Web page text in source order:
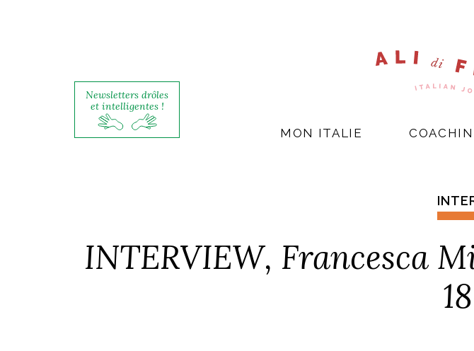
Newsletters drôles
et intelligentes !
MON ITALIE
INTERVIEW, Francesca